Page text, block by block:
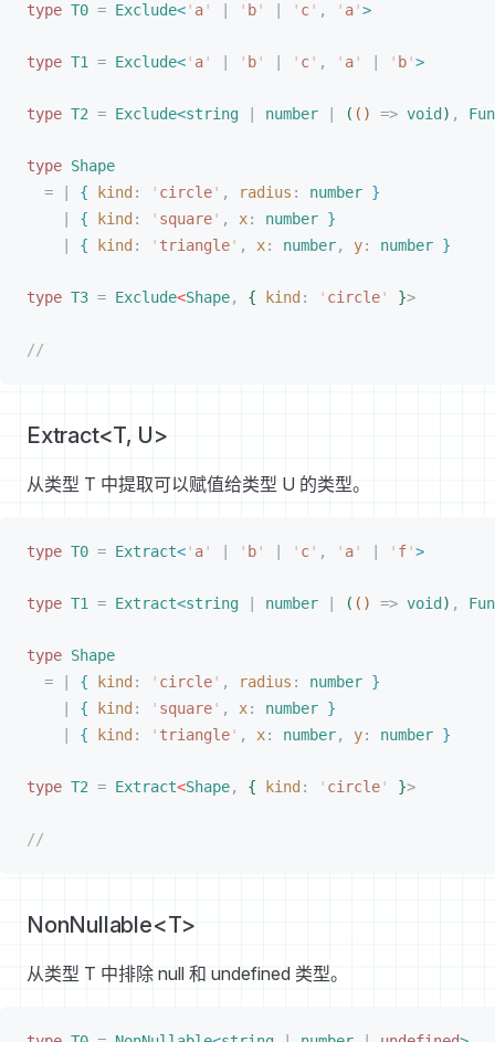
type T0 = Exclude<' a' ' b' ' c' , ' a'>
type T1 = Exclude<' a' ' b' ' c' , ' a' ' b'>
type T2 = Exclude<string number ( ( ) => void ) ,
type Shape
=
{ kind : ' circle' , radius : number }
{ kind : ' square' , x: number }
{ kind : ' triangle' , x: number, y: number }
type T3 = Exclude<Shape, { kind : ' circle' }>
//
Extract<T, U>
从类型 T 中提取可以赋值给类型 U 的类型。
type T0 = Extract<' a' ' b' ' c' , ' a' ' f'>
type T1 = Extract<string number ( ( ) => void ) ,
type Shape
=
{ kind : ' circle' , radius : number }
{ kind : ' square' , x: number }
{ kind : ' triangle' , x: number, y: number }
type T2 = Extract<Shape, { kind : ' circle' }>
//
NonNullable<T>
从类型 T 中排除 null 和 undefined 类型。